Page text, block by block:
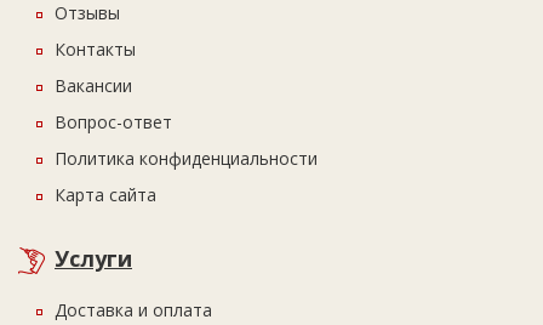
Отзывы
Контакты
Вакансии
Вопрос-ответ
Политика конфиденциальности
Карта сайта
Услуги
Доставка и оплата